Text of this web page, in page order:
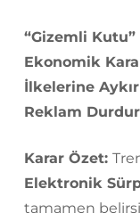
“Gizemli Kutu”
Ekonomik
İlkelerine
Reklam
Karar Özet:
Elektronik
tamamen